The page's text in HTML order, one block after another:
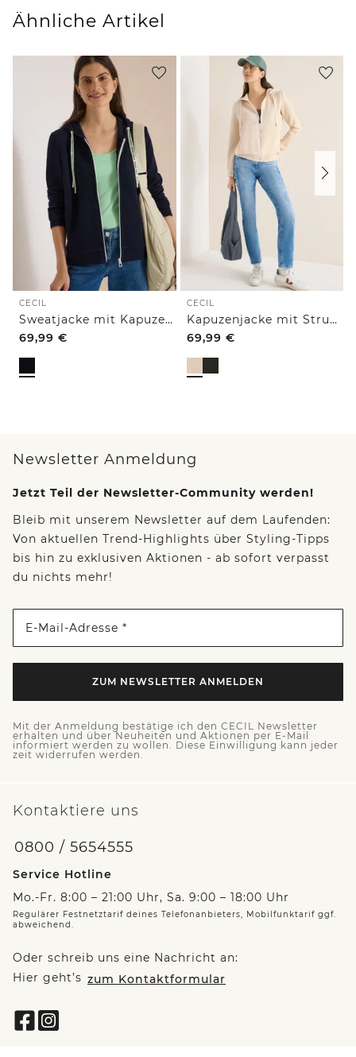
Ähnliche Artikel
CECIL
Sweatjacke mit Kapuze und Struktur
69,99 €
CECIL
Kapuzenjacke mit Struktur
69,99 €
Newsletter Anmeldung
Jetzt Teil der Newsletter-Community werden!
Bleib mit unserem Newsletter auf dem Laufenden:
Von aktuellen Trend-Highlights über Styling-Tipps
bis hin zu exklusiven Aktionen - ab sofort verpasst
du nichts mehr!
E-Mail-Adresse *
ZUM NEWSLETTER ANMELDEN
Mit der Anmeldung bestätige ich den CECIL Newsletter
erhalten und über Neuheiten und Aktionen per E-Mail
informiert werden zu wollen. Diese Einwilligung kann jeder
zeit widerrufen werden.
Kontaktiere uns
0800 / 5654555
Service Hotline
Mo.-Fr. 8:00 – 21:00 Uhr, Sa. 9:00 – 18:00 Uhr
Regulärer Festnetztarif deines Telefonanbieters, Mobilfunktarif ggf.
abweichend.
Oder schreib uns eine Nachricht an:
Hier geht’s zum Kontaktformular